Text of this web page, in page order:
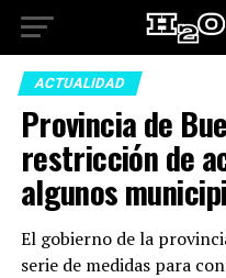
ACTUALIDAD
Provincia de
restricción de
algunos
El gobierno de la
serie de medidas para